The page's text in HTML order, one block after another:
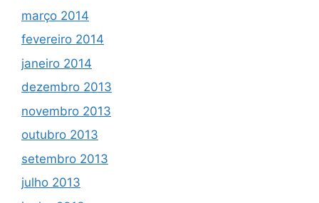
março 2014
fevereiro 2014
janeiro 2014
dezembro 2013
novembro 2013
outubro 2013
setembro 2013
julho 2013